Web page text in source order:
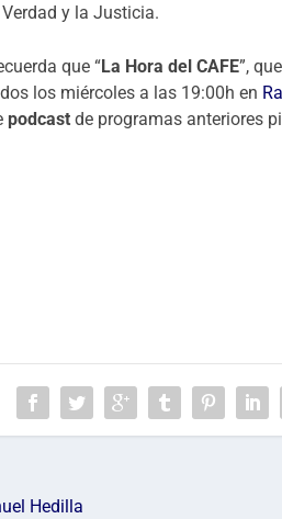
y la Justicia.
que “La Hora del CAFE”,
los miércoles a las 19:00h en
podcast de programas anteriores
Hedilla